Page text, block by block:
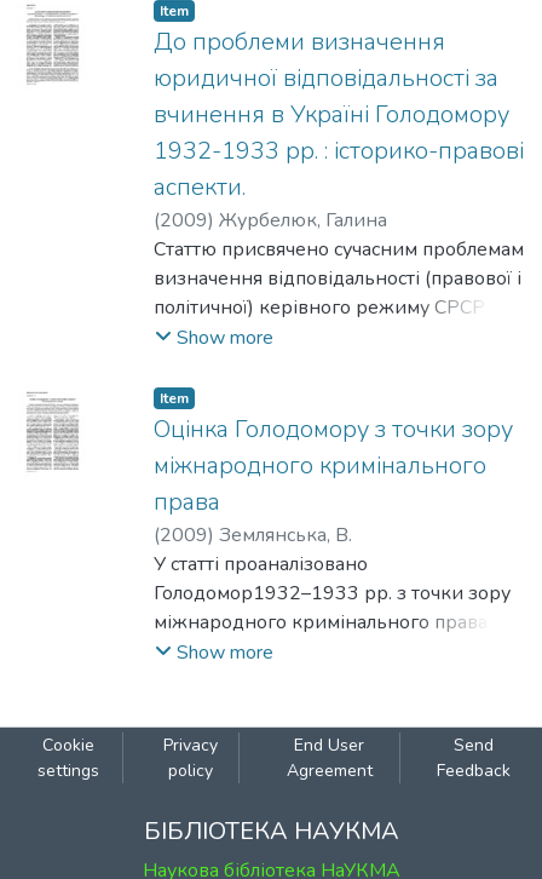
Item
До проблеми визначення
юридичної відповідальності за
вчинення в Україні Голодомору
1932-1933 рр. : історико-правові
аспекти.
(2009) Журбелюк, Галина
Статтю присвячено сучасним проблемам
визначення відповідальності (правової і
політичної) керівного режиму СРСР за
організацію в Україні Голодомору у
реабілітації жертв, увічнення їх пам’яті,
недопущення повторів трагедії.
Show more
Item
Оцінка Голодомору з точки зору
міжнародного кримінального
права
(2009) Землянська, В.
У статті проаналізовано
Голодомор1932–1933 рр. з точки зору
міжнародного кримінального права.
Стаття надає визначення і основні риси
як геноцид і злочин проти людства. У
статті розглянуто міжнародні
визначення геноциду і злочину проти
Show more
Cookie
settings
Privacy
policy
End User
Agreement
Send
Feedback
БІБЛІОТЕКА НАУКМА
Наукова бібліотека НаУКМА